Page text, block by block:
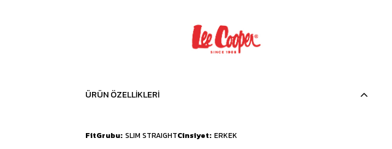
ÜRÜN ÖZELLIKLERI
FitGrubu SLIM STRAIGHTCinsiyet ERKEK